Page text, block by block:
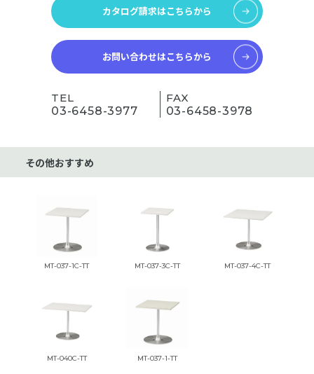
カタログ請求はこちらから
お問い合わせはこちらから
TEL
03-6458-3977
FAX
03-6458-3978
その他おすすめ
MT-037-1C-TT MT-037-3C-TT MT-037-4C-TT
MT-040C-TT MT-037-1-TT